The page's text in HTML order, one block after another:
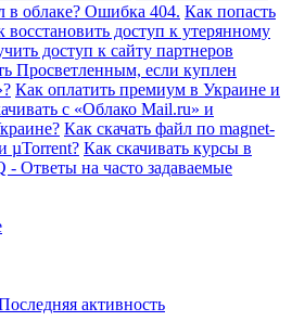
в облаке? Ошибка 404. Как попасть
восстановить доступ к утерянному
доступ к сайту партнеров
Просветленным, если куплен
Как оплатить премиум в Украине и
с «Облако Mail.ru» и
Как скачать файл по magnet-
µTorrent? Как скачивать курсы в
- Ответы на часто задаваемые
активность